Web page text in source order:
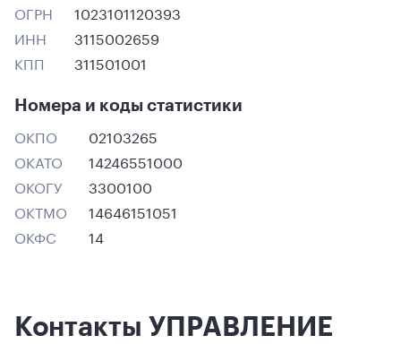
ОГРН
1023101120393
ИНН
3115002659
КПП
311501001
Номера и коды статистики
ОКПО
02103265
ОКАТО
14246551000
ОКОГУ
3300100
ОКТМО
14646151051
ОКФС
14
Контакты УПРАВЛЕНИЕ